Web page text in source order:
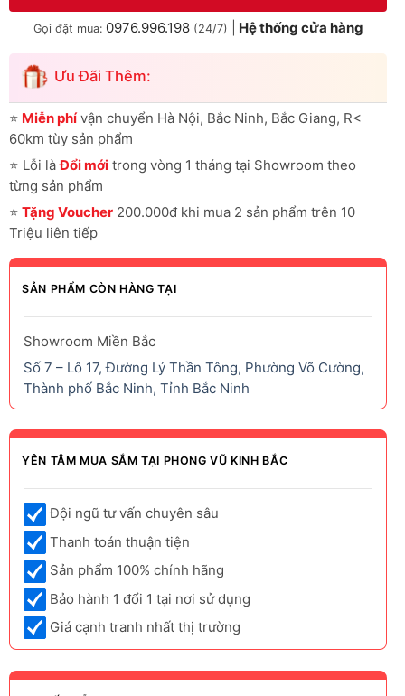
Gọi đặt mua: 0976.996.198 (24/7) Hệ thống cửa hàng
Ưu Đãi Thêm:
⭐ Miễn phívận chuyển Hà Nội, Bắc Ninh, Bắc Giang, R<
60km tùy sản phẩm
⭐ Lỗi làĐổi mới trong vòng 1 tháng tại Showroom theo
từng sản phẩm
⭐ Tặng Voucher 200.000đ khi mua 2 sản phẩm trên 10
Triệu liên tiếp
SẢN PHẨM CÒN HÀNG TẠI
Showroom Miền Bắc
Số 7 – Lô 17, Đường Lý Thần Tông, Phường Võ Cường,
Thành phố Bắc Ninh, Tỉnh Bắc Ninh
YÊN TÂM MUA SẮM TẠI PHONG VŨ KINH BẮC
Đội ngũ tư vấn chuyên sâu
Thanh toán thuận tiện
Sản phẩm 100% chính hãng
Bảo hành 1 đổi 1 tại nơi sử dụng
Giá cạnh tranh nhất thị trường